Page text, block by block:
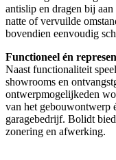
antislip en dragen bij
natte of vervuilde
bovendien eenvoudig
Functioneel én
Naast functionaliteit
showrooms en
ontwerpmogelijkeden
van het gebouwontwerp
garagebedrijf. Bolidt
zonering en afwerking.